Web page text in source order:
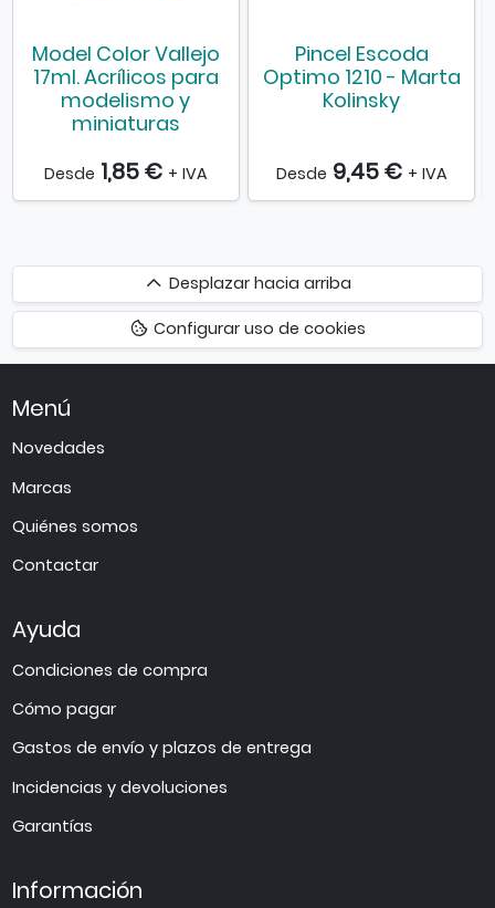
Model Color Vallejo
17ml. Acrílicos para
modelismo y
miniaturas
Desde 1,85 € + IVA
Pincel Escoda
Optimo 1210 - Marta
Kolinsky
Desde 9,45 € + IVA
Desplazar
hacia
arriba
Desplazar hacia arriba
Configurar uso de cookies
Menú
Novedades
Marcas
Quiénes somos
Contactar
Ayuda
Condiciones de compra
Cómo pagar
Gastos de envío y plazos de entrega
Incidencias y devoluciones
Garantías
Información